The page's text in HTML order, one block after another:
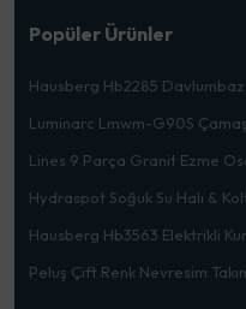
Popüler Ürünler
Hausberg Hb2285
Luminarc Lmwm-G90S
Lines 9 Parça Granit Ezme
Hydraspot Soğuk Su Halı &
Hausberg Hb3563 Elektrikli
Peluş Çift Renk Nevresim